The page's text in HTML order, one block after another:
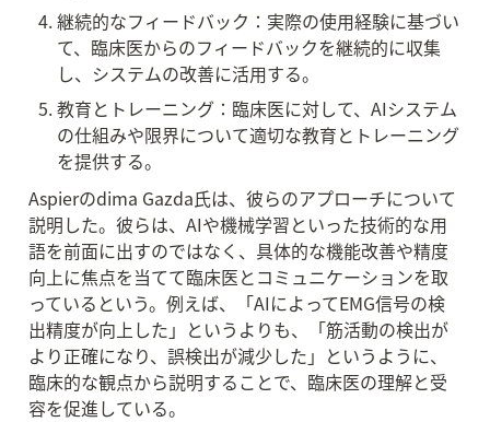
継続的なフィードバック：実際の使用経験に基づい
て、臨床医からのフィードバックを継続的に収集
し、システムの改善に活用する。
教育とトレーニング：臨床医に対して、AIシステム
の仕組みや限界について適切な教育とトレーニング
を提供する。
Aspierのdima Gazda氏は、彼らのアプローチについて
説明した。彼らは、AIや機械学習といった技術的な用
語を前面に出すのではなく、具体的な機能改善や精度
向上に焦点を当てて臨床医とコミュニケーションを取
っているという。例えば、「AIによってEMG信号の検
出精度が向上した」というよりも、「筋活動の検出が
より正確になり、誤検出が減少した」というように、
臨床的な観点から説明することで、臨床医の理解と受
容を促進している。